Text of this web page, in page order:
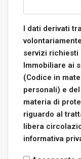
I dati derivati
servizi richiesti
Immobiliare ai
(Codice in
personali) e
materia di
riguardo al
libera
informativa